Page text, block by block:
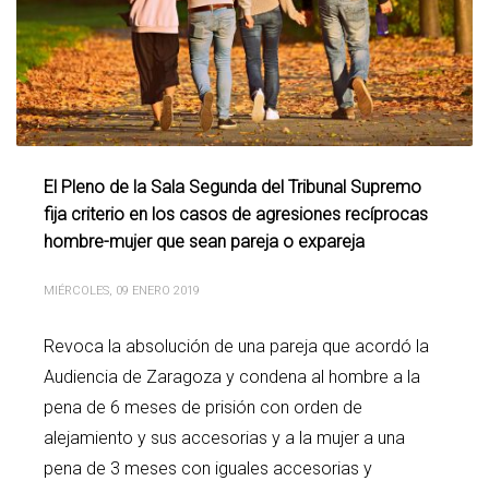
El Pleno de la Sala Segunda del Tribunal Supremo
fija criterio en los casos de agresiones recíprocas
hombre-mujer que sean pareja o expareja
MIÉRCOLES, 09 ENERO 2019
Revoca la absolución de una pareja que acordó la
Audiencia de Zaragoza y condena al hombre a la
pena de 6 meses de prisión con orden de
alejamiento y sus accesorias y a la mujer a una
pena de 3 meses con iguales accesorias y